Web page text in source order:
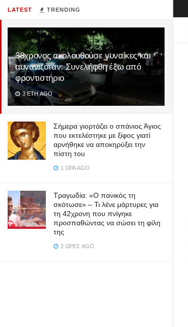
LATEST TRENDING
38χρονος ακολουθούσε γυναίκες και
αuvανιζόταν: Συνελήφθη έξω από
φροντιστήριο
3 ΈΤΗ AGO
Σήμερα γιορτάζει ο σπάνιος Άγιος
που εκτελέστηκε με ξίφος γιατί
αρνήθηκε να αποκηρύξει την
πίστη του
1 ΏΡΑ AGO
Τραγωδία: «Ο πανικός τη
σκότωσε» – Τι λένε μάρτυρες για
τη 42χρονη που πνίγηκε
προσπαθώντας να σώσει τη φίλη
της
2 ΏΡΕΣ AGO